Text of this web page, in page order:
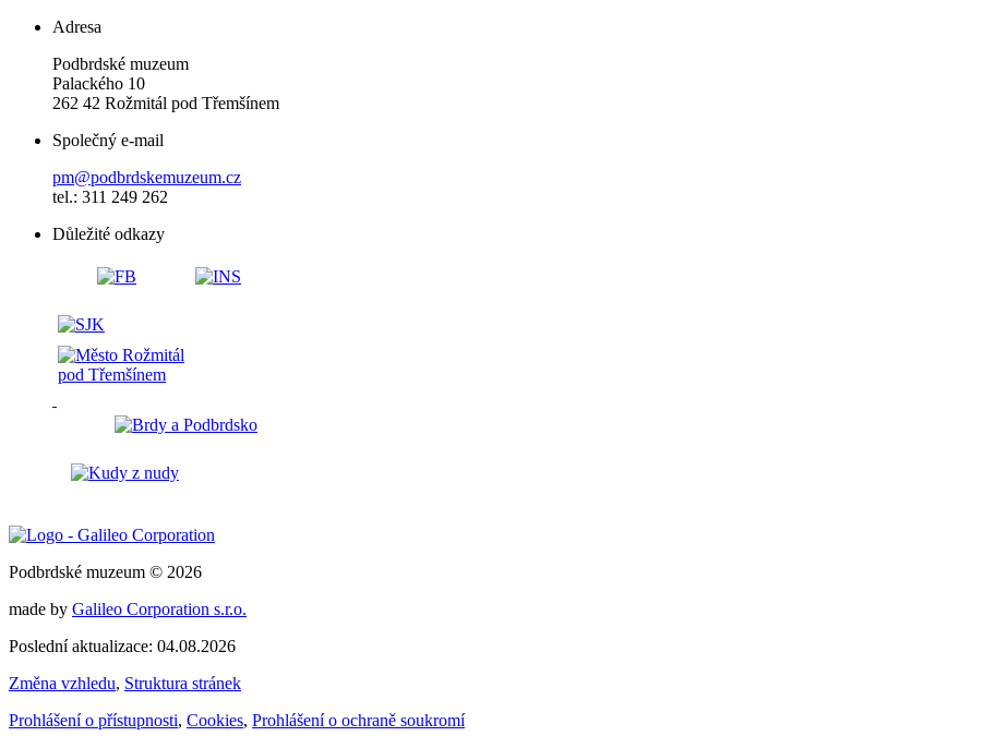
Adresa
Podbrdské muzeum
Palackého 10
262 42 Rožmitál pod Třemšínem
Společný e-mail
pm@podbrdskemuzeum.cz
tel.: 311 249 262
Důležité odkazy
Podbrdské muzeum © 2026
made by Galileo Corporation s.r.o.
Poslední aktualizace: 04.08.2026
Změna vzhledu, Struktura stránek
Prohlášení o přístupnosti, Cookies, Prohlášení o ochraně soukromí